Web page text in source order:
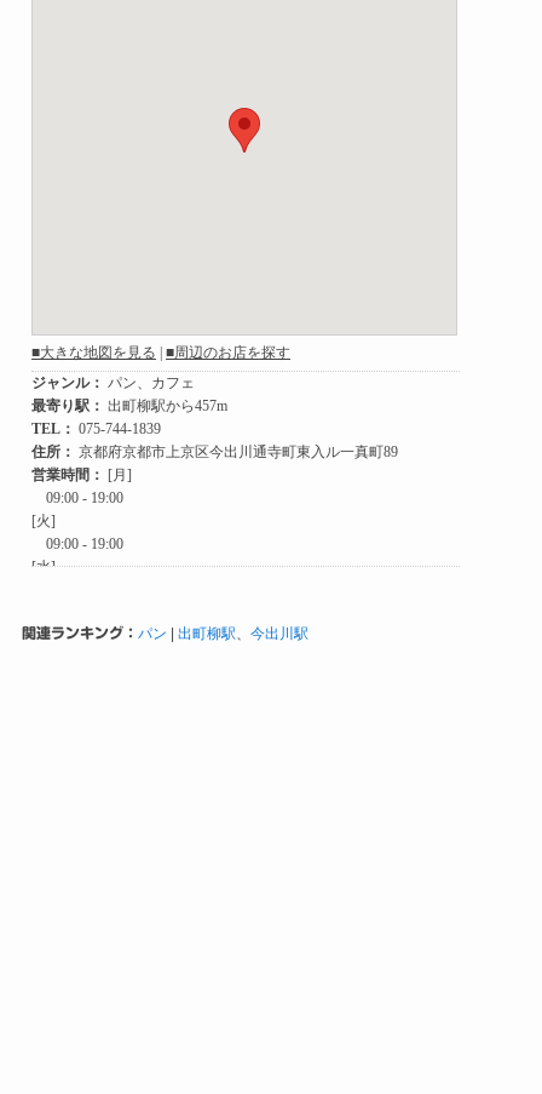
関連ランキング： パン 出町柳駅、 今出川駅